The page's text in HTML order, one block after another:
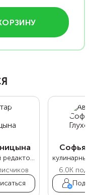
кулинарный редактор Food.ru
Софья
6.0K